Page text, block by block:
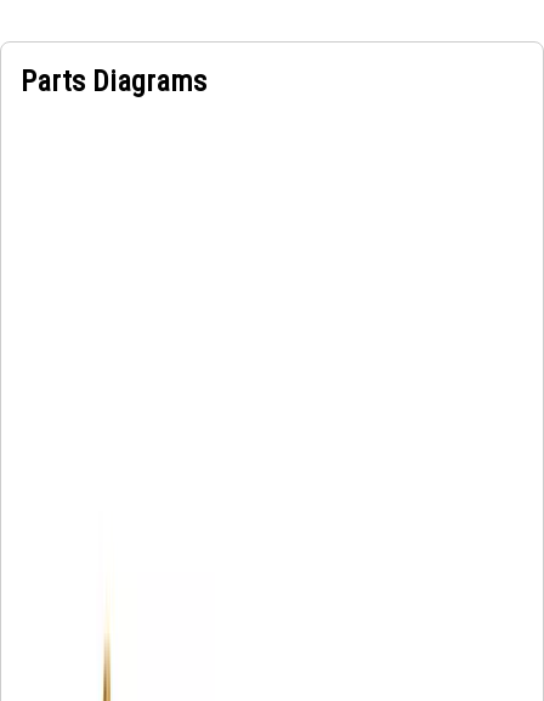
Parts Diagrams